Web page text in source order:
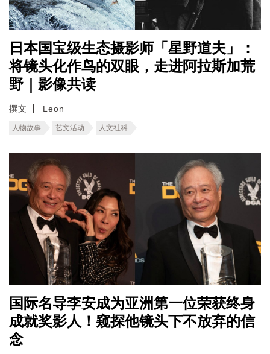
日本国宝级生态摄影师「星野道夫」：
将镜头化作鸟的双眼，走进阿拉斯加荒
野｜影像共读
撰文 Leon
人物故事 艺文活动 人文社科
国际名导李安成为亚洲第一位荣获终身
成就奖影人！窥探他镜头下不放弃的信
念